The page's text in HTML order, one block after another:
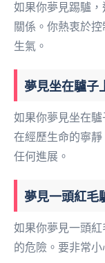
如果你夢見踢驢
關係。你熱衷於
生氣。
夢見坐在驢子
如果你夢見坐在
在經歷生命的寧
任何進展。
夢見一頭紅毛
如果你夢見一頭
的危險。要非常